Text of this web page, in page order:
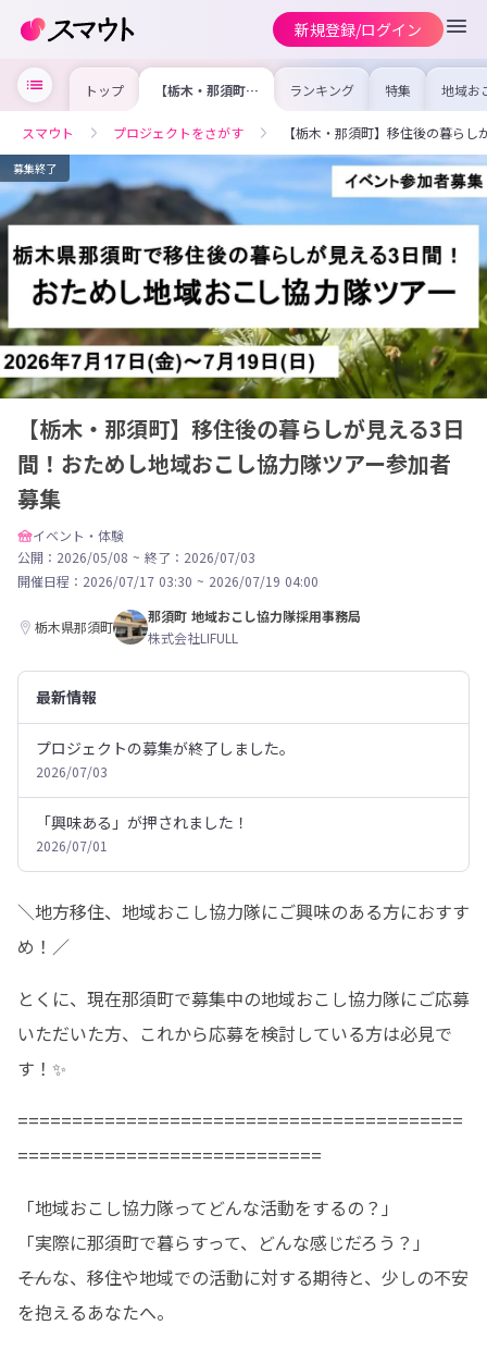
新規登録/ログイン
トップ 【栃木・那須町】
移住後の暮らしが
ためし地域おこし
協力隊ツアー参加
者募集
ランキング 特集 地域お
の求
を集め
事内容
を比較
合った
けよう
スマウト プロジェクトをさがす 【栃木・那須町】移住後の暮ら
募集終了
【栃木・那須町】移住後の暮らしが見える3日
間！おためし地域おこし協力隊ツアー参加者
募集
イベント・体験
公開：2026/05/08 ~ 終了：2026/07/03
開催日程： 2026/07/17 03:30 ~ 2026/07/19 04:00
栃木県那須町
那須町 地域おこし協力隊採用事務局
株式会社LIFULL
最新情報
プロジェクトの募集が終了しました。
2026/07/03
「興味ある」が押されました！
2026/07/01
＼地方移住、地域おこし協力隊にご興味のある方におすす
め！／
とくに、現在那須町で募集中の地域おこし協力隊にご応募
いただいた方、これから応募を検討している方は必見で
す！✨
=========================================
============================
「地域おこし協力隊ってどんな活動をするの？」
「実際に那須町で暮らすって、どんな感じだろう？」
――そんな、移住や地域での活動に対する期待と、少しの不安
を抱えるあなたへ。